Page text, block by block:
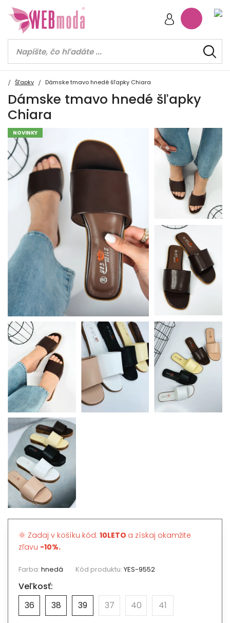
Šľapky Dámske tmavo hnedé šľapky Chiara
Dámske tmavo hnedé šľapky
Chiara
NOVINKY
🌞 Zadaj v košíku kód: 10LETO a získaj okamžite
zľavu -10%.
Farba: hnedá Kód produktu: YES-9552
Veľkosť:
36
38 39 37 40 41